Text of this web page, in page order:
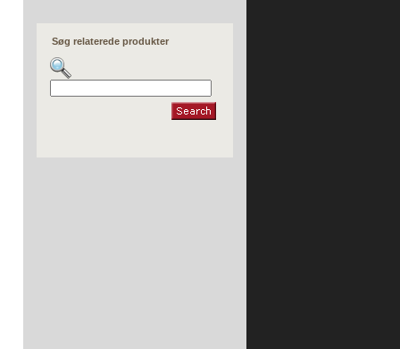
Afrundende transportør
»RC-180
Semi Automatisk Bagel produktionslinje
Søg relaterede produkter